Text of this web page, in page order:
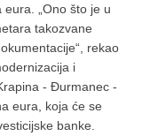
„Ono što je u
takozvane
rekao
i
- Đurmanec -
eura, koja će se
banke.